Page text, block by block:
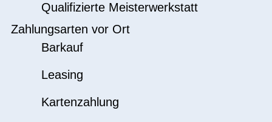
Qualifizierte Meisterwerkstatt
Zahlungsarten vor Ort
Barkauf
Leasing
Kartenzahlung